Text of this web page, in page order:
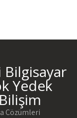
Yedek
Çözümleri